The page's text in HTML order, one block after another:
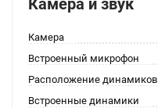
Камера и звук
Камера
Встроенный микрофон
Расположение динамиков
Встроенные динамики